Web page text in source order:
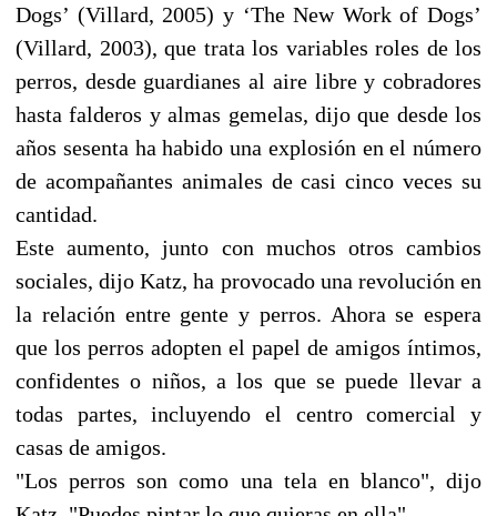
Dogs’ (Villard, 2005) y ‘The New Work of Dogs’
(Villard, 2003), que trata los variables roles de los
perros, desde guardianes al aire libre y cobradores
hasta falderos y almas gemelas, dijo que desde los
años sesenta ha habido una explosión en el número
de acompañantes animales de casi cinco veces su
cantidad.
Este aumento, junto con muchos otros cambios
sociales, dijo Katz, ha provocado una revolución en
la relación entre gente y perros. Ahora se espera
que los perros adopten el papel de amigos íntimos,
confidentes o niños, a los que se puede llevar a
todas partes, incluyendo el centro comercial y
casas de amigos.
"Los perros son como una tela en blanco", dijo